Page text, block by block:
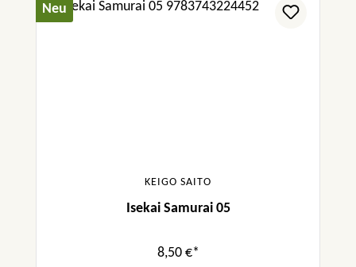
Neu
KEIGO SAITO
Isekai Samurai 05
8,50 €*